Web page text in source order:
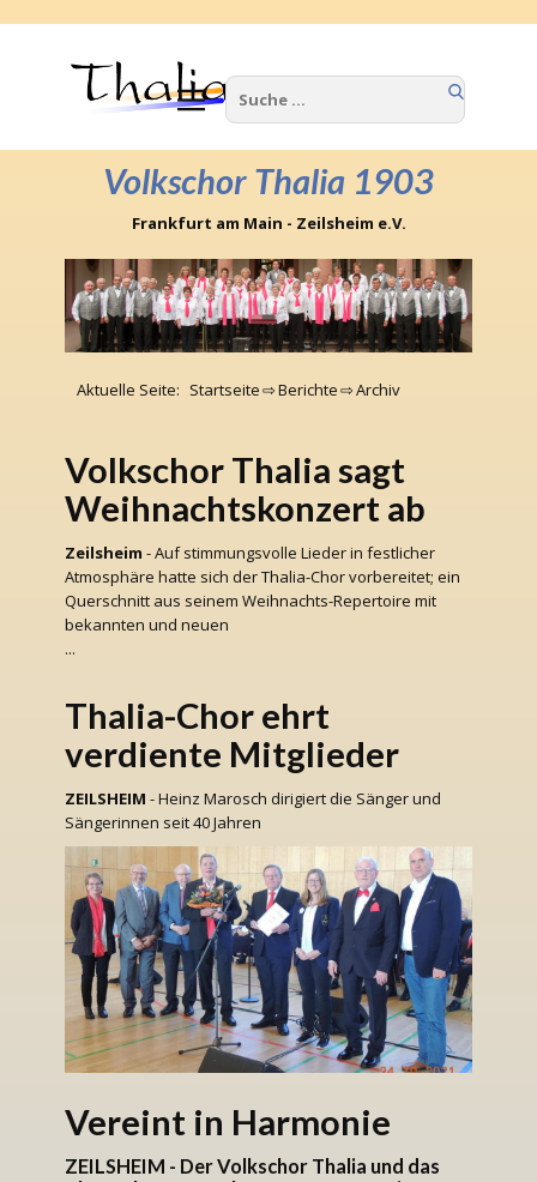
Home
Kontakte
Impressum
Volkschor Thalia 1903
Frankfurt am Main - Zeilsheim e.V.
Aktuelle Seite: Startseite⇨Berichte⇨Archiv
Volkschor Thalia sagt
Weihnachtskonzert ab
Zeilsheim - Auf stimmungsvolle Lieder in festlicher
Atmosphäre hatte sich der Thalia-Chor vorbereitet; ein
Querschnitt aus seinem Weihnachts-Repertoire mit
bekannten und neuen
...
Thalia-Chor ehrt
verdiente Mitglieder
ZEILSHEIM - Heinz Marosch dirigiert die Sänger und
Sängerinnen seit 40 Jahren
Vereint in Harmonie
ZEILSHEIM - Der Volkschor Thalia und das